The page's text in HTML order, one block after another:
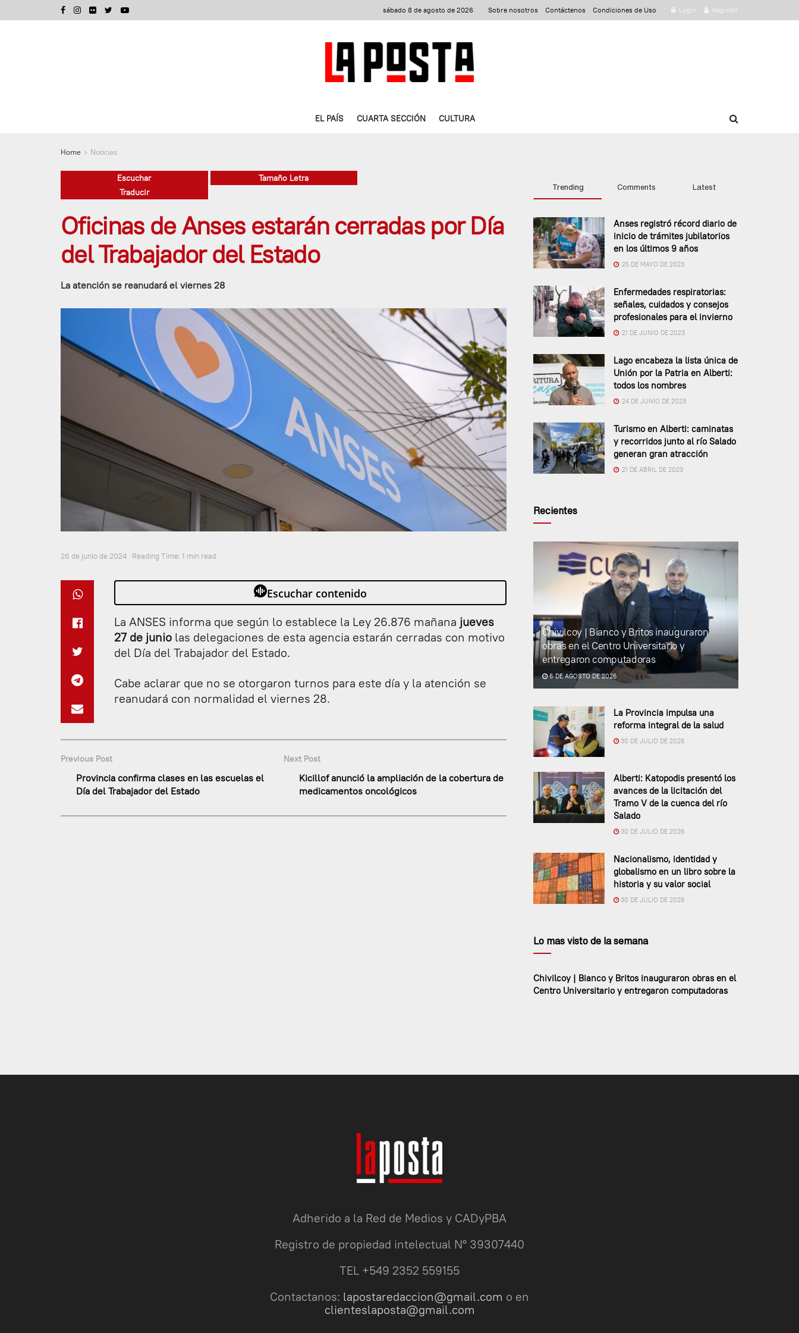
sábado 8 de agosto de 2026 Sobre nosotros Contáctenos Condiciones de Uso Login Register
EL PAÍS CUARTA SECCIÓN CULTURA
Home Noticias
Escuchar
Tamaño Letra
Traducir
Oficinas de Anses estarán cerradas por Día
del Trabajador del Estado
La atención se reanudará el viernes 28
26 de junio de 2024 Reading Time: 1 min read
Escuchar contenido
La ANSES informa que según lo establece la Ley 26.876 mañana jueves
27 de junio las delegaciones de esta agencia estarán cerradas con motivo
del Día del Trabajador del Estado.
Cabe aclarar que no se otorgaron turnos para este día y la atención se
reanudará con normalidad el viernes 28.
Previous Post
Provincia confirma clases en las escuelas el
Día del Trabajador del Estado
Next Post
Kicillof anunció la ampliación de la cobertura de
medicamentos oncológicos
Trending Comments Latest
Anses registró récord diario de
inicio de trámites jubilatorios
en los últimos 9 años
25 DE MAYO DE 2023
Enfermedades respiratorias:
señales, cuidados y consejos
profesionales para el invierno
21 DE JUNIO DE 2023
Lago encabeza la lista única de
Unión por la Patria en Alberti:
todos los nombres
24 DE JUNIO DE 2023
Turismo en Alberti: caminatas
y recorridos junto al río Salado
generan gran atracción
21 DE ABRIL DE 2023
Recientes
Chivilcoy | Bianco y Britos inauguraron
obras en el Centro Universitario y
entregaron computadoras
6 DE AGOSTO DE 2026
La Provincia impulsa una
reforma integral de la salud
30 DE JULIO DE 2026
Alberti: Katopodis presentó los
avances de la licitación del
Tramo V de la cuenca del río
Salado
30 DE JULIO DE 2026
Nacionalismo, identidad y
globalismo en un libro sobre la
historia y su valor social
30 DE JULIO DE 2026
Lo mas visto de la semana
Chivilcoy | Bianco y Britos inauguraron obras en el
Centro Universitario y entregaron computadoras
Adherido a la Red de Medios y CADyPBA
Registro de propiedad intelectual N° 39307440
TEL +549 2352 559155
Contactanos: lapostaredaccion@gmail.com o en
clienteslaposta@gmail.com